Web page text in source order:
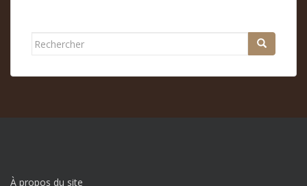
Rechercher...
À propos du site